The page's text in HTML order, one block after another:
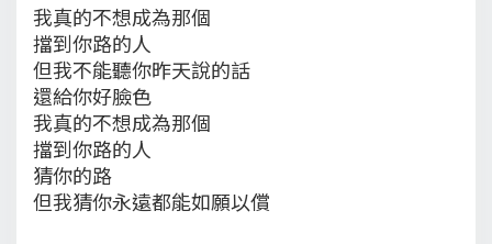
我真的不想成為那個
擋到你路的人
但我不能聽你昨天說的話
還給你好臉色
我真的不想成為那個
擋到你路的人
猜你的路
但我猜你永遠都能如願以償